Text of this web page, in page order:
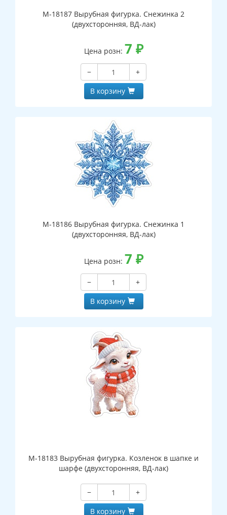
М-18187 Вырубная фигурка. Снежинка 2
(двухсторонняя, ВД-лак)
Цена розн: 7 ₽
−
+
В корзину
М-18186 Вырубная фигурка. Снежинка 1
(двухсторонняя, ВД-лак)
Цена розн: 7 ₽
−
+
В корзину
М-18183 Вырубная фигурка. Козленок в шапке и
шарфе (двухсторонняя, ВД-лак)
−
+
В корзину